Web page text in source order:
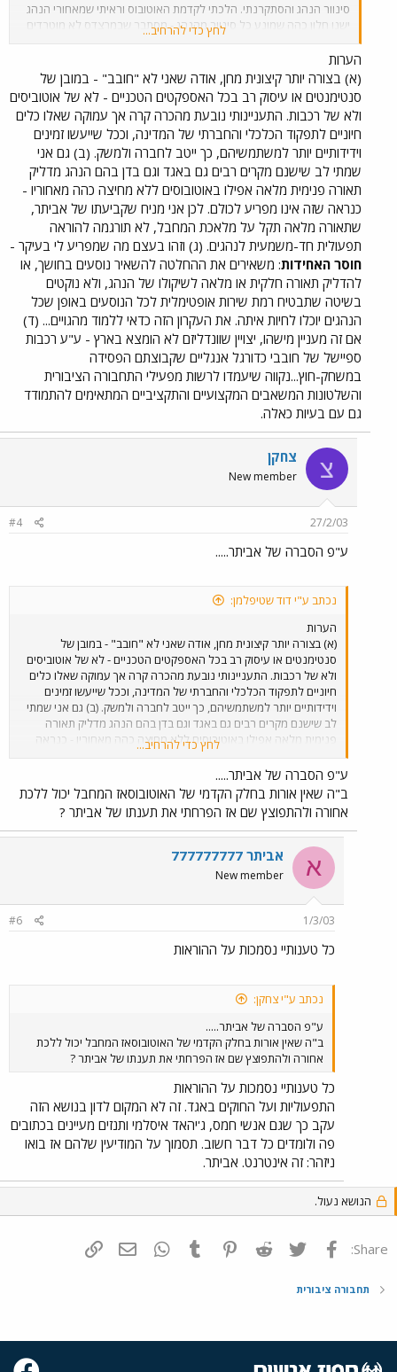
סינוור הנהג והסתקרנתי. הלכתי לקדמת האוטובוס וראיתי שמאחורי הנהג
ישנו חלון כהה שמונע כל סינוור מהנהג - מסתבר שבמרצדס לא מוטרדים
במיוחד מהאפשרות שהעליתם שהנהג לא יראה חפצים חשודים וכיו"ב.
שאלתי את הנהג אם האור לא מפריע לו, והוא די הופתע משאלתי ואמר
שלא. באותו יום, יותר מאוחר, נסעתי באוטובוס מ.א.ן נמוך רצפה של אגד
בחיפה, וכמובן שהאור לא היה דלוק בחלקו הקדמי ביותר של האוטובוס. יש
למישהו הערות? (שלא סותרות לחלוטין את מה שהוא עצמו אמר בדיון
הקודם בנושא) ועוד הערה - למרות היותם בני כשנה, לפחות חלק
מהאוטובוסים האלו היום מטונפים לחלוטין - הנוער של נהריה לא ריחם
עליהם, ו-'נתיב אקספרס' לא עמדו כנראה בשטף הטינופת ולא טרחו
לנקות. בחיפה, לעומת זאת, נשמרים האוטובוסים במצב נקי למדי כיום
(הרבה יותר מלפני 10 שנים, למיטב זכרוני), אז אולי אגד לא לגמרי נוראים
(אלא אם כן מישהו מכיר מצבים אחרים באוטובוסי אגד בערים אחרות?) ((
ולחובבי הרכבות, אל דאגה - אינני חובב אוטובוסים ואני לא מתכנן להפוך
לכזה, אני פשוט רוצה לשפר לעצמי ולכולם את החיים, ומכיוון שאוטובוסים
הם חלק נכבד מחיינו, הרי לכם! - מה גם שביום שיגיעו לכאן החשמליות,
הרי שרמות ודרכי השירות בהן יהיו תולדה ישירה של המצב באוטובוסים
באותו זמן ))
לחץ כדי להרחיב...
הערות
(א) בצורה יותר קיצונית מחן, אודה שאני לא "חובב" - במובן של
סנטימנטים או עיסוק רב בכל האספקטים הטכניים - לא של אוטוביסים
ולא של רכבות. התעניינותי נובעת מהכרה קרה אך עמוקה שאלו כלים
חיוניים לתפקוד הכלכלי והחברתי של המדינה, וככל שייעשו זמינים
וידידותיים יותר למשתמשיהם, כך ייטב לחברה ולמשק. (ב) גם אני
שמתי לב שישנם מקרים רבים גם באגד וגם בדן בהם הנהג מדליק
תאורה פנימית מלאה אפילו באוטובוסים ללא מחיצה כהה מאחוריו -
כנראה שזה אינו מפריע לכולם. לכן אני מניח שקביעתו של אביתר,
שתאורה מלאה תקל על מלאכת המחבל, לא תורגמה להוראה
תפעולית חד-משמעית לנהגים. (ג) וזהו בעצם מה שמפריע לי בעיקר -
חוסר האחידות: משאירים את ההחלטה להשאיר נוסעים בחושך, או
להדליק תאורה חלקית או מלאה לשיקולו של הנהג, ולא נוקטים
בשיטה שתבטיח רמת שירות אופטימלית לכל הנוסעים באופן שכל
הנהגים יוכלו לחיות איתה. את העקרון הזה כדאי ללמוד מהגויים... (ד)
אם זה מעניין מישהו, יצויין שוונדליזם לא הומצא בארץ - ע"ע רכבות
ספיישל של חובבי כדורגל אנגליים שקבוצתם הפסידה
במשחק-חוץ...נקווה שיעמדו לרשות מפעילי התחבורה הציבורית
והשלטונות המשאבים המקצועיים והתקציביים המתאימים להתמודד
גם עם בעיות כאלה.
צ צחקן
New member
27/2/03
#4
ע"פ הסברה של אביתר.....
נכתב ע"י דוד שטיפלמן:
הערות
(א) בצורה יותר קיצונית מחן, אודה שאני לא "חובב" - במובן של
סנטימנטים או עיסוק רב בכל האספקטים הטכניים - לא של אוטוביסים
ולא של רכבות. התעניינותי נובעת מהכרה קרה אך עמוקה שאלו כלים
חיוניים לתפקוד הכלכלי והחברתי של המדינה, וככל שייעשו זמינים
וידידותיים יותר למשתמשיהם, כך ייטב לחברה ולמשק. (ב) גם אני שמתי
לב שישנם מקרים רבים גם באגד וגם בדן בהם הנהג מדליק תאורה
פנימית מלאה אפילו באוטובוסים ללא מחיצה כהה מאחוריו - כנראה
שזה אינו מפריע לכולם. לכן אני מניח שקביעתו של אביתר, שתאורה
מלאה תקל על מלאכת המחבל, לא תורגמה להוראה תפעולית
חד-משמעית לנהגים. (ג) וזהו בעצם מה שמפריע לי בעיקר - חוסר
האחידות: משאירים את ההחלטה להשאיר נוסעים בחושך, או להדליק
תאורה חלקית או מלאה לשיקולו של הנהג, ולא נוקטים בשיטה שתבטיח
רמת שירות אופטימלית לכל הנוסעים באופן שכל הנהגים יוכלו לחיות
איתה. את העקרון הזה כדאי ללמוד מהגויים... (ד) אם זה מעניין מישהו,
יצויין שוונדליזם לא הומצא בארץ - ע"ע רכבות ספיישל של חובבי כדורגל
אנגליים שקבוצתם הפסידה במשחק-חוץ...נקווה שיעמדו לרשות מפעילי
התחבורה הציבורית והשלטונות המשאבים המקצועיים והתקציביים
המתאימים להתמודד גם עם בעיות כאלה.
לחץ כדי להרחיב...
ע"פ הסברה של אביתר.....
ב"ה שאין אורות בחלק הקדמי של האוטובוסאז המחבל יכול ללכת
אחורה ולהתפוצץ שם אז הפרחתי את תענתו של אביתר ?
א אביתר 777777777
New member
1/3/03
#6
כל טענותיי נסמכות על ההוראות
נכתב ע"י צחקן:
ע"פ הסברה של אביתר.....
ב"ה שאין אורות בחלק הקדמי של האוטובוסאז המחבל יכול ללכת
אחורה ולהתפוצץ שם אז הפרחתי את תענתו של אביתר ?
כל טענותיי נסמכות על ההוראות
התפעוליות ועל החוקים באגד. זה לא המקום לדון בנושא הזה
עקב כך שגם אנשי חמס, ג'יהאד איסלמי ותנזים מעיינים בכתובים
פה ולומדים כל דבר חשוב. תסמוך על המודיעין שלהם אז בואו
ניזהר: זה אינטרנט. אביתר.
הנושא נעול.
Share: פייסבוק Twitter
Reddit
Pinterest
Tumblr
WhatsAppדואר אלקטרוני
תחבורה ציבורית